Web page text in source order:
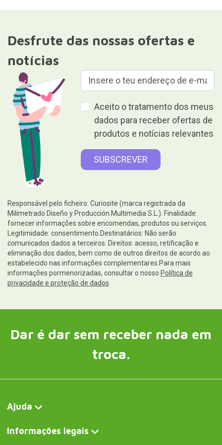
Desfrute das nossas ofertas e
notícias
Aceito o tratamento dos meus
dados para receber ofertas de
produtos e notícias relevantes
Responsável pelo ficheiro: Curiosite (marca registrada da
Milimetrado Diseño y Producción Multimedia S.L.). Finalidade:
fornecer informações sobre encomendas, produtos ou serviços.
Legitimidade: consentimento.Destinatários: Não serão
comunicados dados a terceiros. Direitos: acesso, retificação e
eliminação dos dados, bem como de outros direitos de acordo ao
estabelecido nas informações complementares.Para mais
informações pormenorizadas, consultar o nosso Política de
privacidade e proteção de dados
Dar é dar sem receber nada em
troca.
Ajuda
Informações legais